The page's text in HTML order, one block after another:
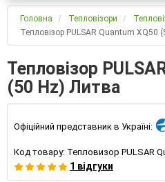
Головна Тепловізори
Тепловізор PULSAR Quantum XQ50
Тепловізор
(50 Hz) Литва
Офіційний представник в Україні:
Код товару: Тепловизор PULSAR
1 відгуки